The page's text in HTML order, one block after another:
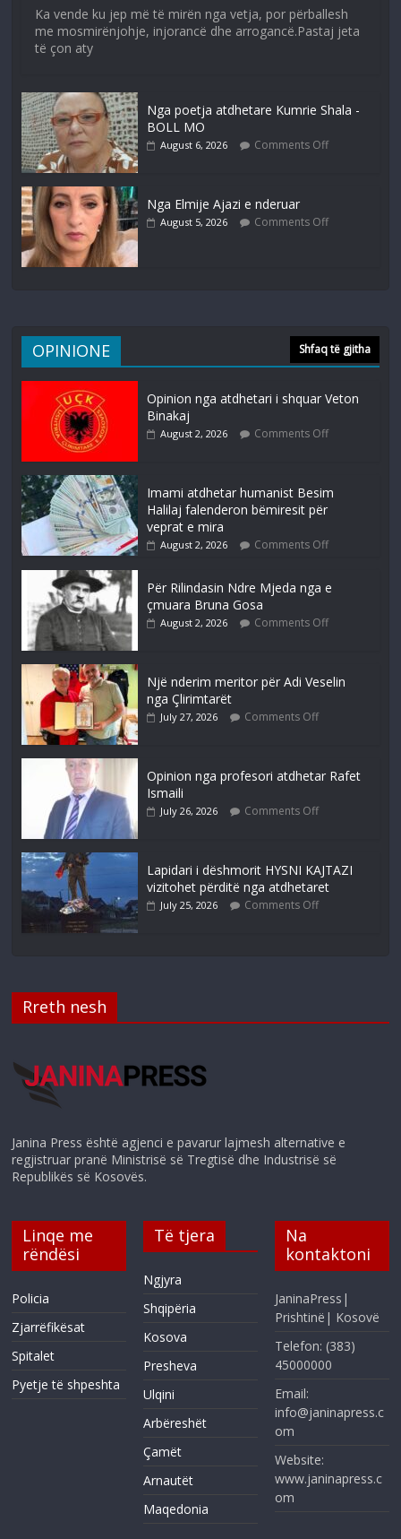
Ka vende ku jep më të mirën nga vetja, por përballesh
me mosmirënjohje, injorancë dhe arrogancë.Pastaj jeta
të çon aty
Nga poetja atdhetare Kumrie Shala -
BOLL MO
August 6, 2026 Comments Off
Nga Elmije Ajazi e nderuar
August 5, 2026 Comments Off
OPINIONE Shfaq të gjitha
Opinion nga atdhetari i shquar Veton
Binakaj
August 2, 2026 Comments Off
Imami atdhetar humanist Besim
Halilaj falenderon bëmiresit për
veprat e mira
August 2, 2026 Comments Off
Për Rilindasin Ndre Mjeda nga e
çmuara Bruna Gosa
August 2, 2026 Comments Off
Një nderim meritor për Adi Veselin
nga Çlirimtarët
July 27, 2026 Comments Off
Opinion nga profesori atdhetar Rafet
Ismaili
July 26, 2026 Comments Off
Lapidari i dëshmorit HYSNI KAJTAZI
vizitohet përditë nga atdhetaret
July 25, 2026 Comments Off
Rreth nesh
Janina Press është agjenci e pavarur lajmesh alternative e
regjistruar pranë Ministrisë së Tregtisë dhe Industrisë së
Republikës së Kosovës.
Linqe me
rëndësi
Policia
Zjarrëfikësat
Spitalet
Pyetje të shpeshta
Të tjera
Ngjyra
Shqipëria
Kosova
Presheva
Ulqini
Arbëreshët
Çamët
Arnautët
Maqedonia
Na
kontaktoni
JaninaPress|
Prishtinë| Kosovë
Telefon: (383)
45000000
Email:
info@janinapress.c
om
Website:
www.janinapress.c
om